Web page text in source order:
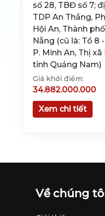
số 28, TBĐ số 7;
TDP An Thắng,
Hội An, Thành
Nẵng (cũ là: Tổ 8
P. Minh An, Thị xã
tỉnh Quảng Nam)
Giá khởi điểm:
34.882.000.000
Xem chi tiết
Về chúng